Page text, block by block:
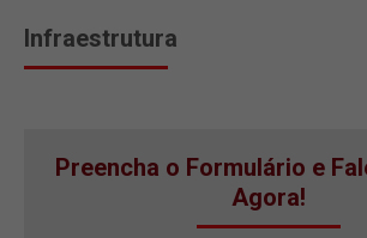
Infraestrutura
Preencha o Formulário e
Agora!